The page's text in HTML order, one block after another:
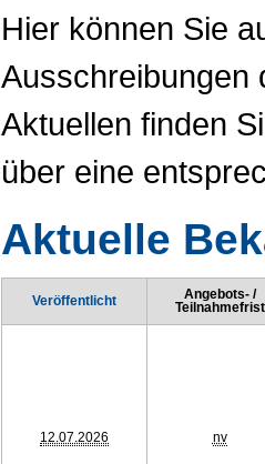
Hier können Sie
Ausschreibungen
Aktuellen finden
über eine
Aktuelle
Veröffentlicht
Angebots- /
Teilnahmefrist
12.07.2026 nv